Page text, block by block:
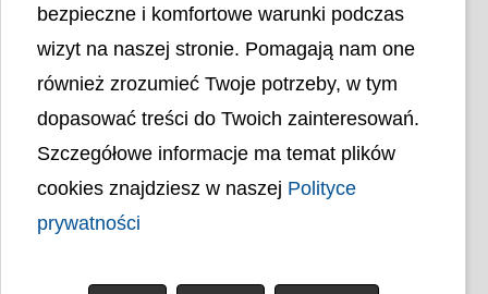
Liczba odwiedzin
Polityka prywatności
Mapa strony
Ochrona Danych Osobowych
Deklaracja Dostępności
bezpieczne i komfortowe warunki podczas
wizyt na naszej stronie. Pomagają nam one
również zrozumieć Twoje potrzeby, w tym
dopasować treści do Twoich zainteresowań.
Szczegółowe informacje ma temat plików
cookies znajdziesz w naszej Polityce
prywatności